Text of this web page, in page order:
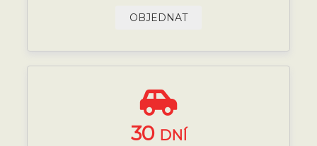
OBJEDNAT
30 DNÍ